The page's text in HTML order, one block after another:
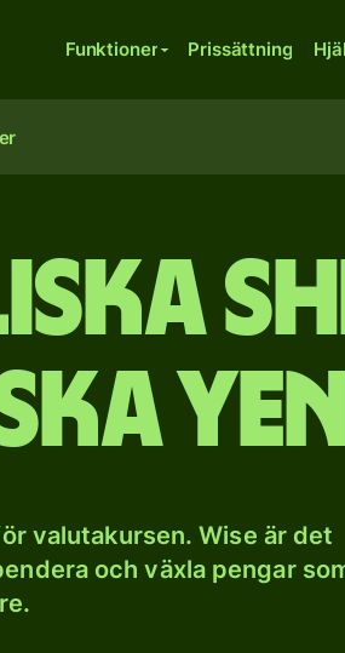
Funktioner Prissättning
yen
valutakursen. Wise är det
och växla pengar